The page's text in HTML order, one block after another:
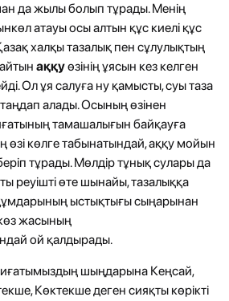
да жылы болып тұрады. Менің
атауы осы алтын құс киелі құс
халқы тазалық пен сұлулықтың
аққуөзінің ұясын кез келген
Ол ұя салуға ну қамысты, суы таза
таңдап алады. Осының өзінен
тамашалығын байқауға
көлге табынатындай, аққу мойын
беріп тұрады. Мөлдір тұнық сулары да
реуішті өте шынайы, тазалыққа
ыстықтығы сыңарынан
жасының
ой қалдырады.
шыңдарына Кеңсай,
Көктекше деген сияқты көрікті